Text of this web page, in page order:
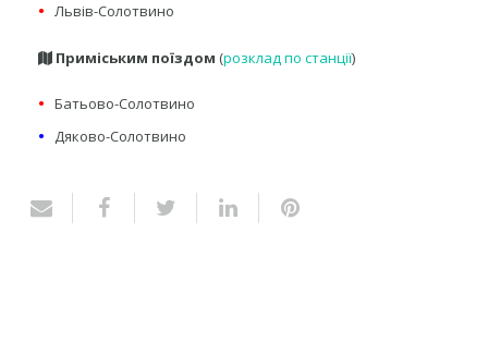
• Львів-Солотвино
Приміським поїздом (розклад по станції)
• Батьово-Солотвино
• Дяково-Солотвино